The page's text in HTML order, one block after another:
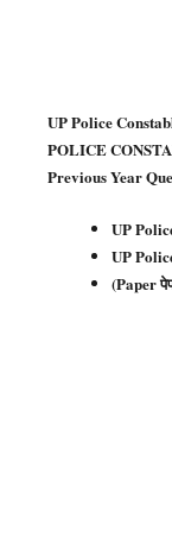
UP Police
POLICE
Previous Year
UP
UP
(Paper